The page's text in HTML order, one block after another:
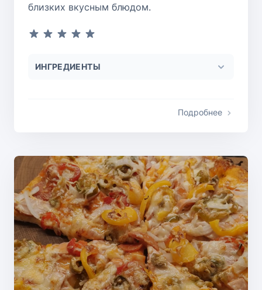
близких вкусным блюдом.
ИНГРЕДИЕНТЫ
Подробнее